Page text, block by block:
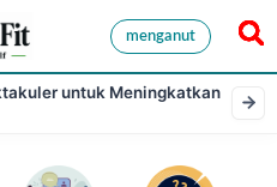
menganut
untuk Meningkatkan